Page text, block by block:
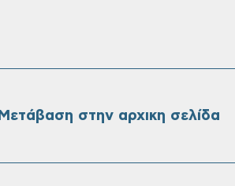
Μετάβαση στην αρχικη σελίδα